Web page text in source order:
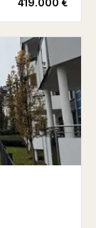
419.000 €